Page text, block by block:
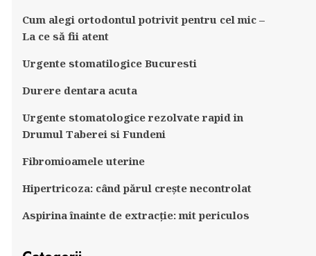
Cum alegi ortodontul potrivit pentru cel mic –
La ce să fii atent
Urgente stomatilogice Bucuresti
Durere dentara acuta
Urgente stomatologice rezolvate rapid in
Drumul Taberei si Fundeni
Fibromioamele uterine
Hipertricoza: când părul crește necontrolat
Aspirina înainte de extracție: mit periculos